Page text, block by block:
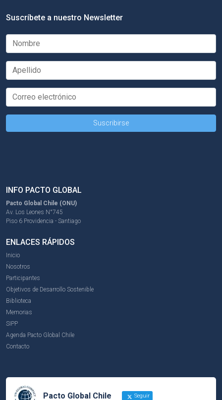
Suscríbete a nuestro Newsletter
INFO PACTO GLOBAL
Pacto Global Chile (ONU)
Av. Los Leones N°745
Piso 6 Providencia - Santiago
ENLACES RÁPIDOS
Inicio
Nosotros
Participantes
Objetivos de Desarrollo Sostenible
Biblioteca
Memorias
SIPP
Agenda Pacto Global Chile
Contacto
Pacto Global Chile Seguir